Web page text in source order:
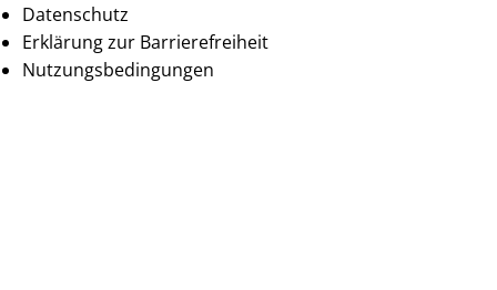
Datenschutz
Erklärung zur Barrierefreiheit
Nutzungsbedingungen